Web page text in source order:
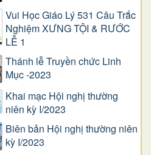
Vui Học Giáo Lý 531 Câu Trắc
Nghiệm XƯNG TỘI & RƯỚC
LỄ 1
Thánh lễ Truyền chức Linh
Mục -2023
Khai mạc Hội nghị thường
niên kỳ I/2023
Biên bản Hội nghị thường niên
kỳ I/2023